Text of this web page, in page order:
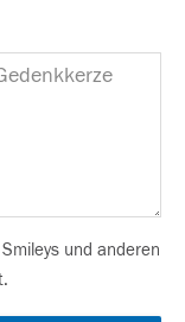
und anderen